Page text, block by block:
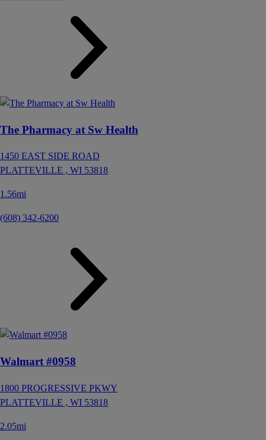
The Pharmacy at Sw Health
1450 EAST SIDE ROAD
PLATTEVILLE , WI 53818
1.56mi
(608) 342-6200
Walmart #0958
1800 PROGRESSIVE PKWY
PLATTEVILLE , WI 53818
2.05mi